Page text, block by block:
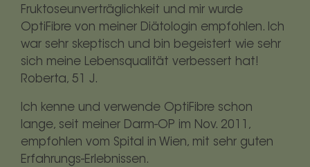
Fruktoseunverträglichkeit und mir wurde
OptiFibre von meiner Diätologin empfohlen. Ich
war sehr skeptisch und bin begeistert wie sehr
sich meine Lebensqualität verbessert hat!
Roberta, 51 J.
Ich kenne und verwende OptiFibre schon
lange, seit meiner Darm-OP im Nov. 2011,
empfohlen vom Spital in Wien, mit sehr guten
Erfahrungs-Erlebnissen.